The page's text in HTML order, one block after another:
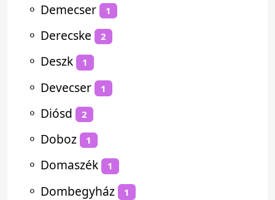
⚬ Demecser 1
⚬ Derecske 2
⚬ Deszk 1
⚬ Devecser 1
⚬ Diósd 2
⚬ Doboz 1
⚬ Domaszék 1
⚬ Dombegyház 1